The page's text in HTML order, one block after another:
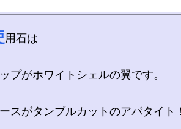
用石は
ップがホワイトシェルの翼です。
スがタンブルカットのアパタイト